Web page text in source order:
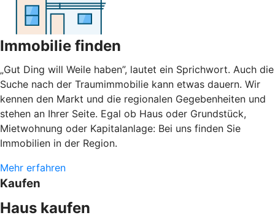
Immobilie finden
„Gut Ding will Weile haben”, lautet ein Sprichwort. Auch die
Suche nach der Traumimmobilie kann etwas dauern. Wir
kennen den Markt und die regionalen Gegebenheiten und
stehen an Ihrer Seite. Egal ob Haus oder Grundstück,
Mietwohnung oder Kapitalanlage: Bei uns finden Sie
Immobilien in der Region.
Mehr erfahren
Kaufen
Haus kaufen